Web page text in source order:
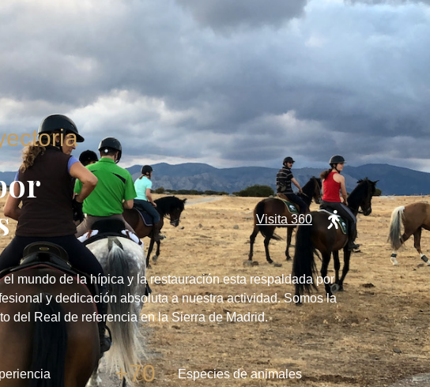
Visita 360
mundo de la hípica y la restauración esta respaldada por
y dedicación absoluta a nuestra actividad. Somos la
del Real de referencia en la Sierra de Madrid.
+70 Especies de animales